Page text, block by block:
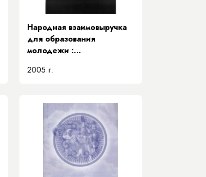
Народная взаимовыручка
для образования
молодежи :
социальный проект
2005 г.